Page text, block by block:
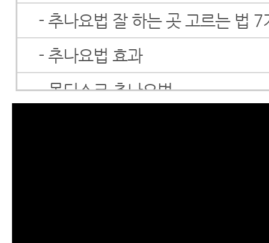
- 추나요법 잘 하는 곳 고르는 법 7
- 추나요법 효과
- 목디스크 추나요법